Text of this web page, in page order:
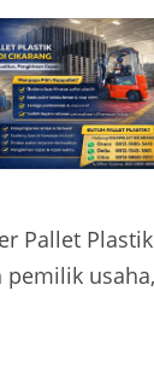
Pallet
pemilik